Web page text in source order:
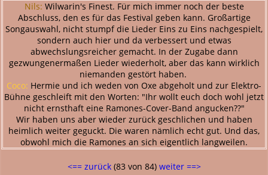
Nils: Wilwarin's Finest. Für mich immer noch der beste
Abschluss, den es für das Festival geben kann. Großartige
Songauswahl, nicht stumpf die Lieder Eins zu Eins nachgespielt,
sondern auch hier und da verbessert und etwas
abwechslungsreicher gemacht. In der Zugabe dann
gezwungenermaßen Lieder wiederholt, aber das kann wirklich
niemanden gestört haben.
Coco: Hermie und ich weden von Oxe abgeholt und zur Elektro-
Bühne geschleift mit den Worten: "Ihr wollt euch doch wohl jetzt
nicht ernsthaft eine Ramones-Cover-Band angucken??"
Wir haben uns aber wieder zurück geschlichen und haben
heimlich weiter geguckt. Die waren nämlich echt gut. Und das,
obwohl mich die Ramones an sich eigentlich langweilen.
<== zurück(83 von 84) weiter ==>